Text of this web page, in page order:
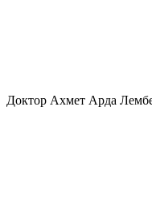
Доктор Ахмет Арда